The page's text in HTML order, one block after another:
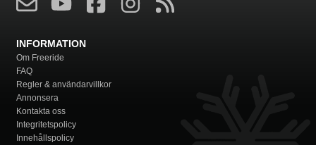
INFORMATION
Om Freeride
FAQ
Regler & användarvillkor
Annonsera
Kontakta oss
Integritetspolicy
Innehållspolicy